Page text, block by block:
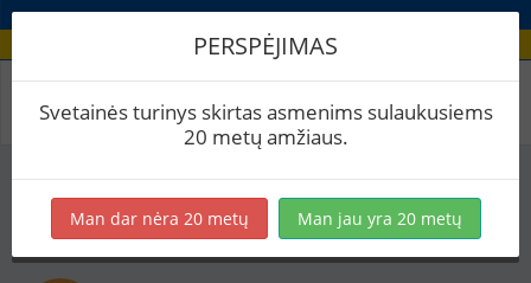
Receptas / Redanijos lageris 2
Virimai (1)
BeerXML
PERSPĖJIMAS
Svetainės turinys skirtas asmenims sulaukusiems
20 metų amžiaus.
Man dar nėra 20 metų Man jau yra 20 metų